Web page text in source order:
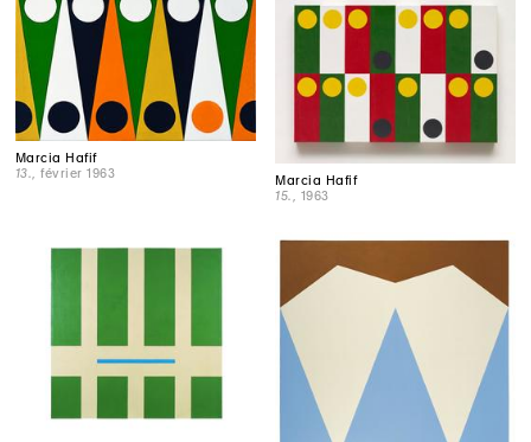
Marcia Hafif
13.
, février 1963
Marcia Hafif
15.
, 1963